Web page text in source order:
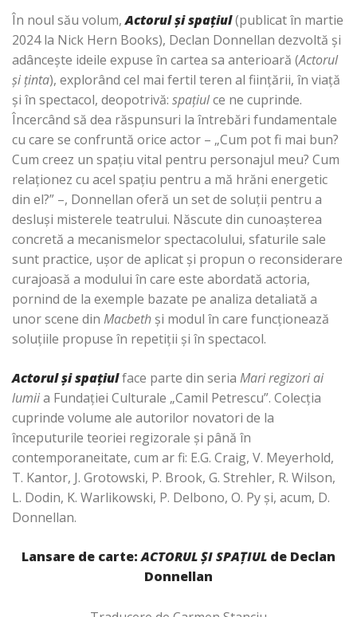
În noul său volum,Actorul și spațiul(publicat în martie
2024 la Nick Hern Books), Declan Donnellan dezvoltă și
adâncește ideile expuse în cartea sa anterioară (Actorul
și ținta), explorând cel mai fertil teren al ființării, în viață
și în spectacol, deopotrivă: spațiulce ne cuprinde.
Încercând să dea răspunsuri la întrebări fundamentale
cu care se confruntă orice actor – „Cum pot fi mai bun?
Cum creez un spațiu vital pentru personajul meu? Cum
relaționez cu acel spațiu pentru a mă hrăni energetic
din el?” –, Donnellan oferă un set de soluții pentru a
desluși misterele teatrului. Născute din cunoașterea
concretă a mecanismelor spectacolului, sfaturile sale
sunt practice, ușor de aplicat și propun o reconsiderare
curajoasă a modului în care este abordată actoria,
pornind de la exemple bazate pe analiza detaliată a
unor scene din Macbeth și modul în care funcționează
soluțiile propuse în repetiții și în spectacol.
Actorul și spațiulface parte din seria Mari regizori ai
lumiia Fundației Culturale „Camil Petrescu”. Colecţia
cuprinde volume ale autorilor novatori de la
începuturile teoriei regizorale și până în
contemporaneitate, cum ar fi: E.G. Craig, V. Meyerhold,
T. Kantor, J. Grotowski, P. Brook, G. Strehler, R. Wilson,
L. Dodin, K. Warlikowski, P. Delbono, O. Py și, acum, D.
Donnellan.
Lansare de carte:ACTORUL ȘI SPAȚIUL de Declan
Donnellan